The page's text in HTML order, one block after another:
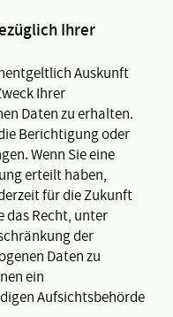
Ihrer
Auskunft
Ihrer
Daten zu erhalten.
Berichtigung oder
Wenn Sie eine
erteilt haben,
für die Zukunft
das Recht, unter
der
Daten zu
ein
Aufsichtsbehörde